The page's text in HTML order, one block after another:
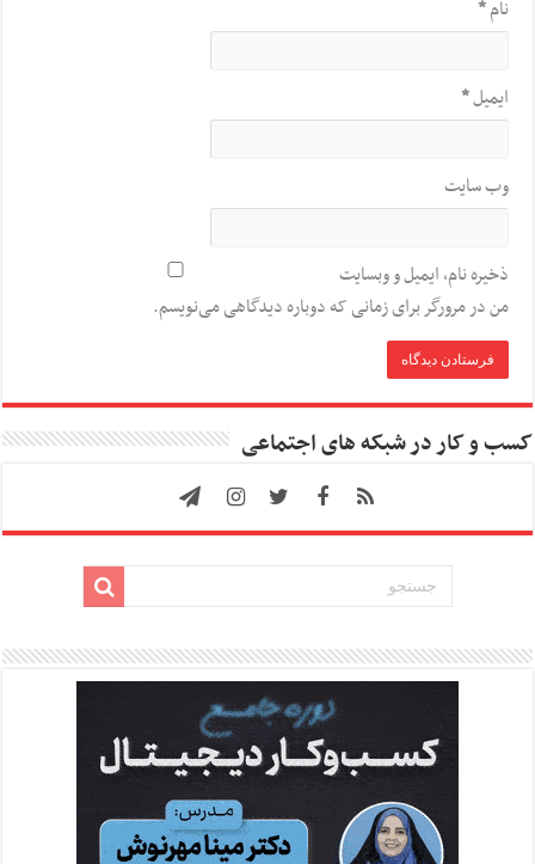
نام*
ایمیل*
وب‌ سایت
ذخیره نام، ایمیل و وبسایت
من در مرورگر برای زمانی که دوباره دیدگاهی می‌نویسم.
کسب و کار در شبکه های اجتماعی